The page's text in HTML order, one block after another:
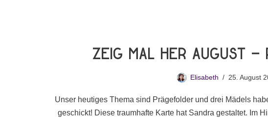
Zeig Mal Her August
Elisabeth 25. August
Unser heutiges Thema sind Prägefolder und drei Mädels
geschickt! Diese traumhafte Karte hat Sandra gestaltet. Im